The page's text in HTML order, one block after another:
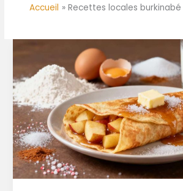
Accueil Recettes locales burkinabé